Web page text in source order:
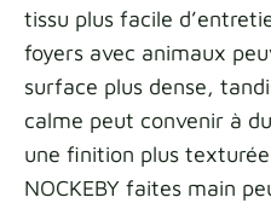
tissu plus facile
foyers avec animaux
surface plus dense,
calme peut convenir à
une finition plus
NOCKEBY faites main